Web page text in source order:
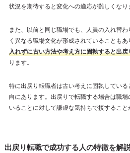
状況を期待すると変化への適応が難しくなり
また、以前と同じ職場でも、人員の入れ替
く異なる職場文化が形成されていることも
入れずに古い方法や考え方に固執すると出戻
ります。
特に出戻り転職者は古い考えに固執してい
向にあります。出戻りで転職する場合は職
いることに対して謙虚な気持ちで接すること
出戻り転職で成功する人の特徴を解